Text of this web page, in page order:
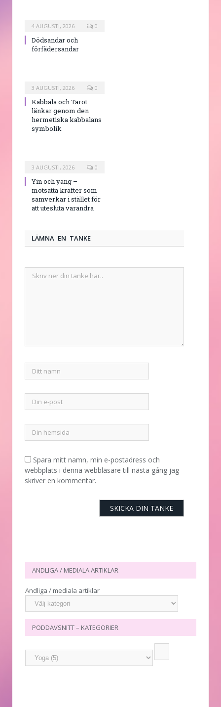
4 AUGUSTI, 2026 0
Dödsandar och
förfädersandar
3 AUGUSTI, 2026 0
Kabbala och Tarot
länkar genom den
hermetiska kabbalans
symbolik
3 AUGUSTI, 2026 0
Yin och yang –
motsatta krafter som
samverkar i stället för
att utesluta varandra
LÄMNA EN TANKE
Spara mitt namn, min e-postadress och
webbplats i denna webbläsare till nästa gång jag
skriver en kommentar.
ANDLIGA / MEDIALA ARTIKLAR
Andliga / mediala artiklar
PODDAVSNITT – KATEGORIER